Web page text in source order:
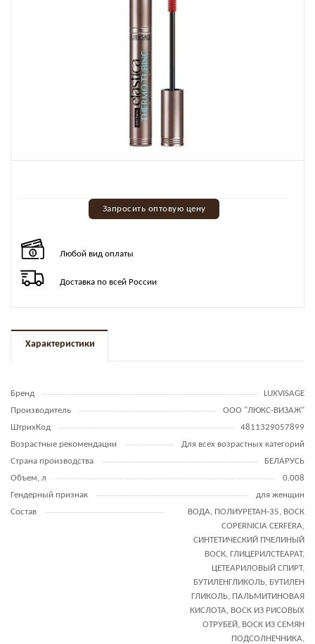
Запросить оптовую цену
Любой вид оплаты
Доставка по всей России
Характеристики
Бренд
LUXVISAGE
Производитель
ООО "ЛЮКС-ВИЗАЖ"
ШтрихКод
4811329057899
Возрастные рекомендации
Для всех возрастных категорий
Страна производства
БЕЛАРУСЬ
Объем, л
0.008
Гендерный признак
для женщин
Состав
ВОДА, ПОЛИУРЕТАН-35, ВОСК
COPERNICIA CERFERA,
СИНТЕТИЧЕСКИЙ ПЧЕЛИНЫЙ
ВОСК, ГЛИЦЕРИЛСТЕАРАТ,
ЦЕТЕАРИЛОВЫЙ СПИРТ,
БУТИЛЕНГЛИКОЛЬ, БУТИЛЕН
ГЛИКОЛЬ, ПАЛЬМИТИНОВАЯ
КИСЛОТА, ВОСК ИЗ РИСОВЫХ
ОТРУБЕЙ, ВОСК ИЗ СЕМЯН
ПОДСОЛНЕЧНИКА,